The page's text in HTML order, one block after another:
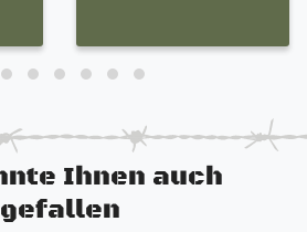
Ihnen auch
gefallen